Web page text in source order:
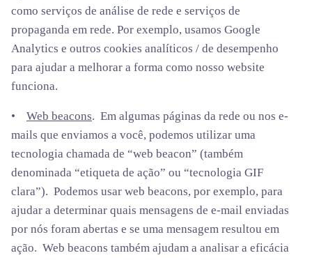
como serviços de análise de rede e serviços de
propaganda em rede. Por exemplo, usamos Google
Analytics e outros cookies analíticos / de desempenho
para ajudar a melhorar a forma como nosso website
funciona.
• Web beacons. Em algumas páginas da rede ou nos e-
mails que enviamos a você, podemos utilizar uma
tecnologia chamada de “web beacon” (também
denominada “etiqueta de ação” ou “tecnologia GIF
clara”). Podemos usar web beacons, por exemplo, para
ajudar a determinar quais mensagens de e-mail enviadas
por nós foram abertas e se uma mensagem resultou em
ação. Web beacons também ajudam a analisar a eficácia